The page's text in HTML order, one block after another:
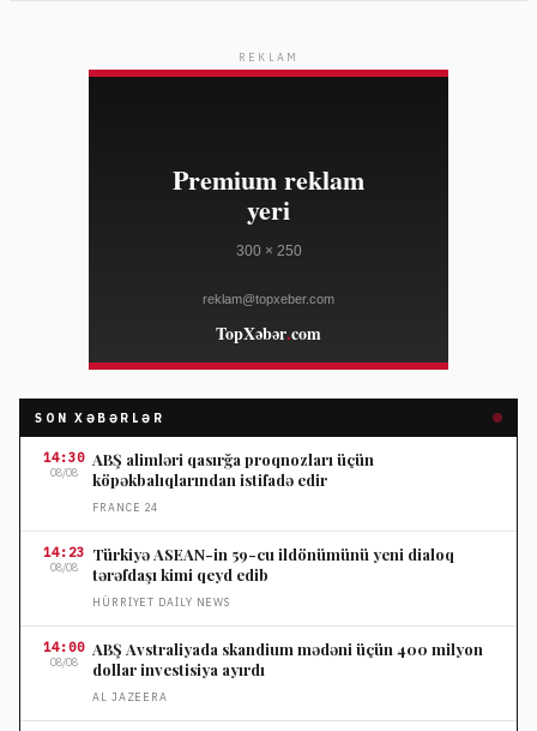
REKLAM
SON XƏBƏRLƏR
14:30
08/08
ABŞ alimləri qasırğa proqnozları üçün
köpəkbalıqlarından istifadə edir
FRANCE 24
14:23
08/08
Türkiyə ASEAN-in 59-cu ildönümünü yeni dialoq
tərəfdaşı kimi qeyd edib
HÜRRIYET DAILY NEWS
14:00
08/08
ABŞ Avstraliyada skandium mədəni üçün 400 milyon
dollar investisiya ayırdı
AL JAZEERA